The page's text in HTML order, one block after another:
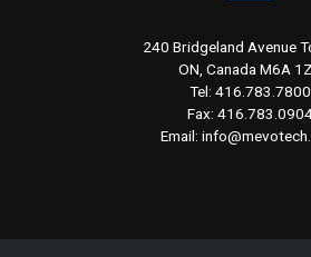
240 Bridgeland Avenue
ON, Canada M6A
Tel: 416.783.7800
Fax:
Email: